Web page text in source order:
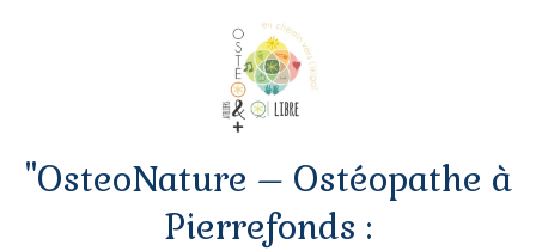
"OsteoNature – Ostéopathe à
Pierrefonds :